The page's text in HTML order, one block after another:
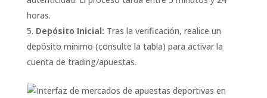
horas.
Depósito Inicial: Tras la verificación, realice un
depósito mínimo (consulte la tabla) para activar la
cuenta de trading/apuestas.